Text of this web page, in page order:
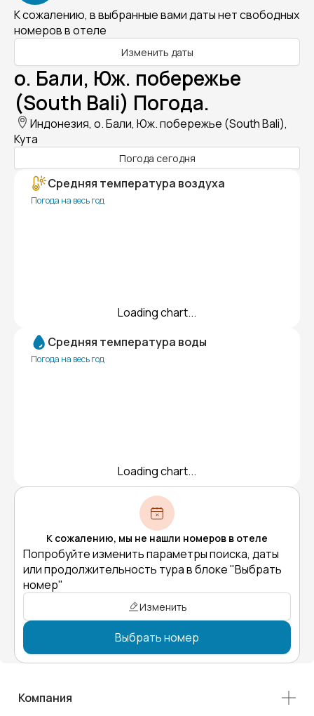
К сожалению, в выбранные вами даты нет свободных
номеров в отеле
Изменить даты
о. Бали, Юж. побережье
(South Bali) Погода.
Индонезия, о. Бали, Юж. побережье (South Bali),
Кута
Погода сегодня
Средняя температура воздуха
Погода на весь год
Loading chart...
Средняя температура воды
Погода на весь год
Loading chart...
К сожалению, мы не нашли номеров в отеле
Попробуйте изменить параметры поиска, даты
или продолжительность тура в блоке "Выбрать
номер"
Изменить
Выбрать номер
Компания